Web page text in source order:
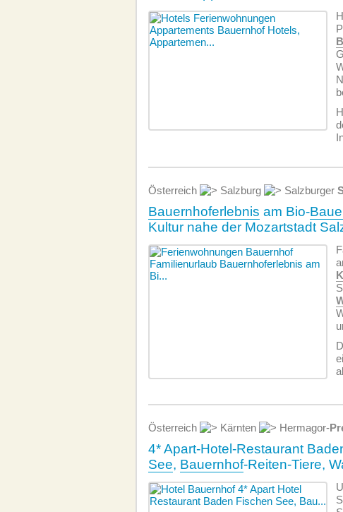
Österreich Salzburg Salzburger
Bauernhoferlebnis am Bio-
Kultur nahe der Mozartstadt
Österreich Kärnten Hermagor-
4* Apart-Hotel-Restaurant
See, Bauernhof-Reiten-Tiere,